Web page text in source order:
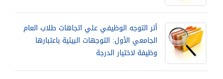
أثر التوجه الوظيفي علي اتجاهات طلاب العام
الجامعي الأول: التوجهات البيئية باعتبارها
وظيفة لاختيار الدرجة